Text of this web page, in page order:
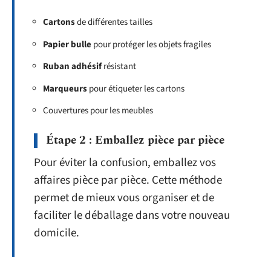
Cartonsde différentes tailles
Papier bullepour protéger les objets fragiles
Ruban adhésifrésistant
Marqueurspour étiqueter les cartons
Couvertures pour les meubles
Étape 2 : Emballez pièce par pièce
Pour éviter la confusion, emballez vos
affaires pièce par pièce. Cette méthode
permet de mieux vous organiser et de
faciliter le déballage dans votre nouveau
domicile.